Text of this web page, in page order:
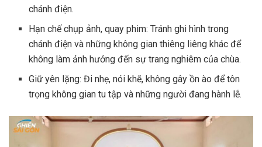
chánh điện.
Hạn chế chụp ảnh, quay phim: Tránh ghi hình trong
chánh điện và những không gian thiêng liêng khác để
không làm ảnh hưởng đến sự trang nghiêm của chùa.
Giữ yên lặng: Đi nhẹ, nói khẽ, không gây ồn ào để tôn
trọng không gian tu tập và những người đang hành lễ.